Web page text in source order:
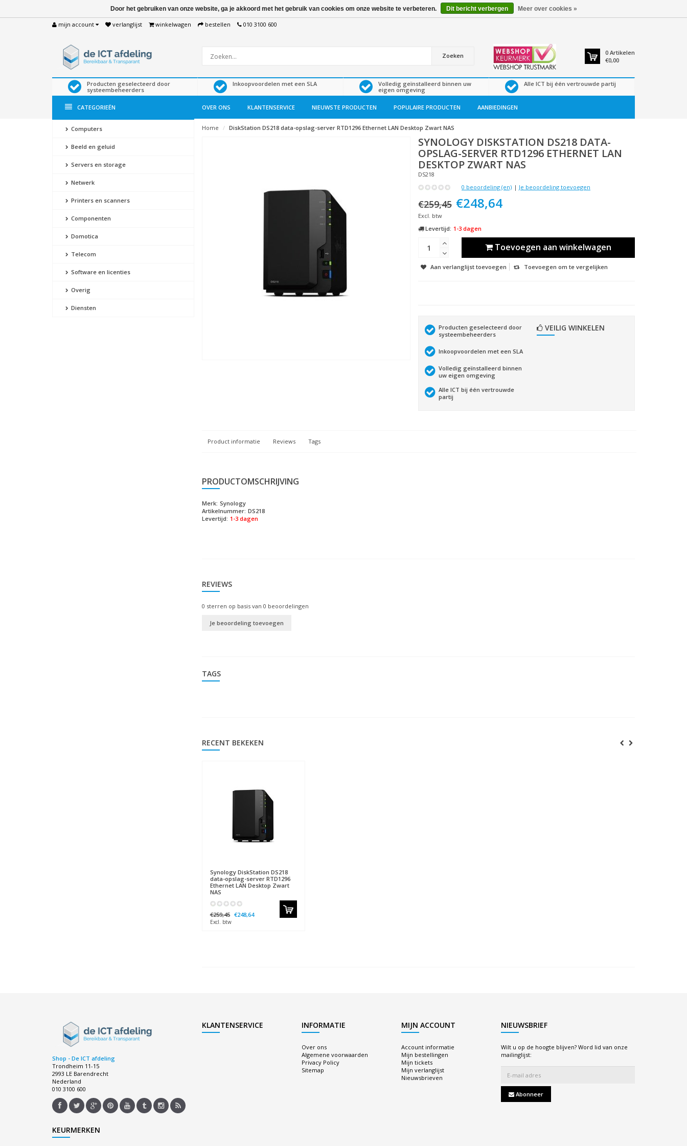
mijn account verlanglijst winkelwagen bestellen 010 3100 600
Zoeken 0 Artikelen
€0,00
Producten geselecteerd door
systeembeheerders
Inkoopvoordelen met een SLA
Volledig geïnstalleerd binnen uw
eigen omgeving
Alle ICT bij één vertrouwde partij
CATEGORIEËN OVER ONS KLANTENSERVICE NIEUWSTE PRODUCTEN POPULAIRE PRODUCTEN AANBIEDINGEN
Computers
Beeld en geluid
Servers en storage
Netwerk
Printers en scanners
Componenten
Domotica
Telecom
Software en licenties
Overig
Diensten
Home DiskStation DS218 data-opslag-server RTD1296 Ethernet LAN Desktop Zwart NAS
SYNOLOGY DISKSTATION DS218 DATA-
OPSLAG-SERVER RTD1296 ETHERNET LAN
DESKTOP ZWART NAS
DS218
0 beoordeling (en) | Je beoordeling toevoegen
€259,45 €248,64
Excl. btw
Levertijd: 1-3 dagen
Toevoegen aan winkelwagen
Aan verlanglijst toevoegen Toevoegen om te vergelijken
Producten geselecteerd door
systeembeheerders
Inkoopvoordelen met een SLA
Volledig geïnstalleerd binnen
uw eigen omgeving
Alle ICT bij één vertrouwde
partij
VEILIG WINKELEN
Product informatie Reviews Tags
PRODUCTOMSCHRIJVING
Merk: Synology
Artikelnummer: DS218
Levertijd: 1-3 dagen
REVIEWS
0 sterren op basis van 0 beoordelingen
Je beoordeling toevoegen
TAGS
RECENT BEKEKEN
SynologyDiskStation DS218
data-opslag-server RTD1296
Ethernet LAN Desktop Zwart
NAS
€259,45 €248,64
Excl. btw
Shop - De ICT afdeling
Trondheim 11-15
2993 LE Barendrecht
Nederland
010 3100 600
KLANTENSERVICE INFORMATIE
Over ons
Algemene voorwaarden
Privacy Policy
Sitemap
MIJN ACCOUNT
Account informatie
Mijn bestellingen
Mijn tickets
Mijn verlanglijst
Nieuwsbrieven
NIEUWSBRIEF
Wilt u op de hoogte blijven? Word lid van onze
mailinglijst:
Abonneer
KEURMERKEN
Door het gebruiken van onze website, ga je akkoord met het gebruik van cookies om onze website te verbeteren. Dit bericht verbergen Meer over cookies »